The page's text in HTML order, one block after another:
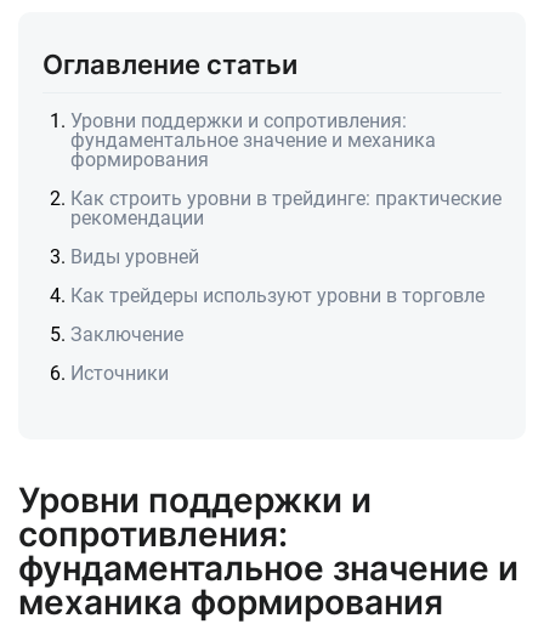
Оглавление статьи
Уровни поддержки и сопротивления:
фундаментальное значение и механика
формирования
Как строить уровни в трейдинге: практические
рекомендации
Виды уровней
Как трейдеры используют уровни в торговле
Заключение
Источники
Уровни поддержки и
сопротивления:
фундаментальное значение и
механика формирования